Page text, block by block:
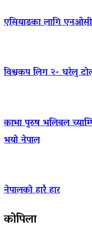
एसियाडका लागि
विश्वकप लिग २- घरेलु
काभा पुरुष भलिबल
भयो नेपाल
नेपालको हारै हार
कोपिला